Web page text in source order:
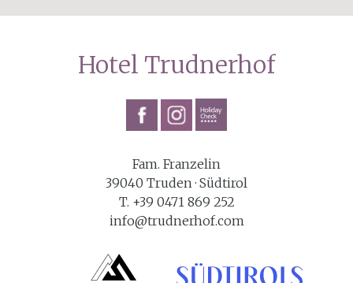
Hotel Trudnerhof
Fam. Franzelin
39040 Truden · Südtirol
T. +39 0471 869 252
info@trudnerhof.com